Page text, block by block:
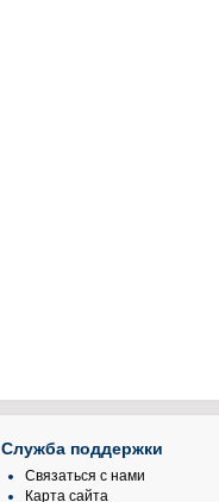
Служба поддержки
Связаться с нами
Карта сайта